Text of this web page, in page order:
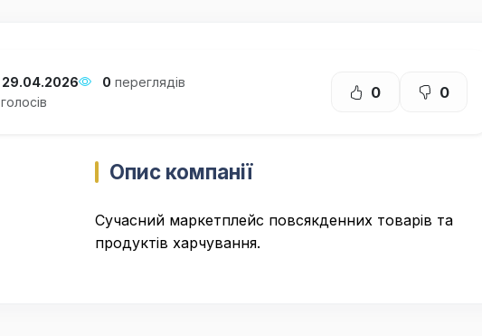
29.04.2026 0 переглядів
голосів
0 0
Опис компанії
Сучасний маркетплейс повсякденних товарів та
продуктів харчування.